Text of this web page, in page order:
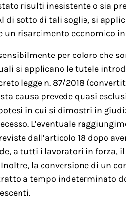
risulti inesistente o sia
di sotto di tali soglie, si
un risarcimento economico
per coloro che
si applicano le tutele
legge n. 87/2018
causa prevede quasi
in cui si dimostri in
L’eventuale
dall’articolo 18 dopo
a tutti i lavoratori in forza,
Inoltre, la conversione di un
a tempo indeterminato